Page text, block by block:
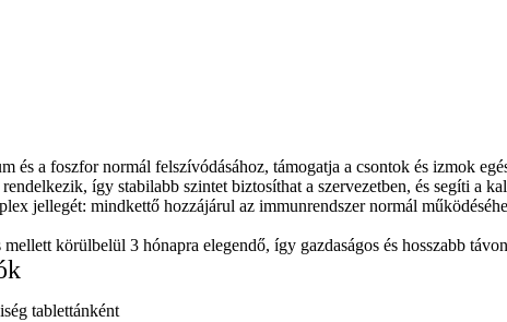
a foszfor normál felszívódásához, támogatja a csontok és izmok
így stabilabb szintet biztosíthat a szervezetben, és segíti a
jellegét: mindkettő hozzájárul az immunrendszer normál
körülbelül 3 hónapra elegendő, így gazdaságos és hosszabb
tablettánként